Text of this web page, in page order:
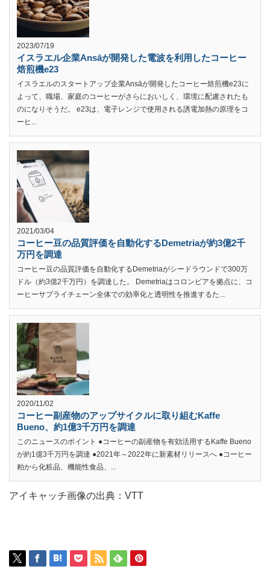
2023/07/19
イスラエル企業Ansāが開発した電波を利用したコーヒー
焙煎機e23
イスラエルのスタートアップ企業Ansāが開発したコーヒー焙煎機e23に
よって、職場、家庭のコーヒーがさらにおいしく、環境に配慮されたも
のになりそうだ。 e23は、電子レンジで使用される誘電加熱の原理をコ
ーヒ...
2021/03/04
コーヒー豆の品質評価を自動化するDemetriaが約3億2千
万円を調達
コーヒー豆の品質評価を自動化するDemetriaがシードラウンドで300万
ドル（約3億2千万円）を調達した。 Demetriaはコロンビアを拠点に、コ
ーヒーサプライチェーン全体での効率化と透明性を推進するた...
2020/11/02
コーヒー副産物のアップサイクルに取り組むKaffe
Bueno、約1億3千万円を調達
このニュースのポイント ●コーヒーの副産物を有効活用するKaffe Bueno
が約1億3千万円を調達 ●2021年～2022年に新素材リリースへ ●コーヒー
粕から化粧品、機能性食品、...
アイキャッチ画像の出典：VTT